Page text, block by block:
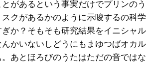
があるという事実だけでプリンのう
クがあるかのように示唆するの科学
ぎか？そもそも研究結果をイニシャル
かいないしどうにもまゆつばオカル
。あとほろびのうたはただの音ではな